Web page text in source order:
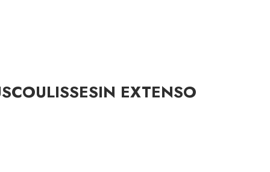
COULISSESIN EXTENSO